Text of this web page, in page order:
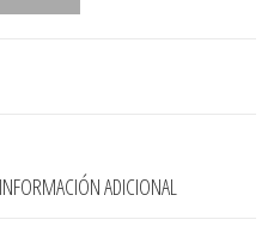
INFORMACIÓN ADICIONAL